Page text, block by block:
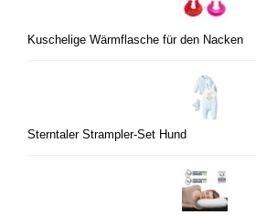
Kuschelige Wärmflasche für den Nacken
Sterntaler Strampler-Set Hund